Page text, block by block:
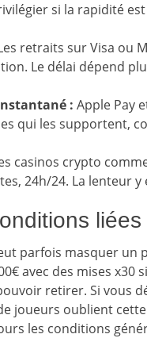
si la rapidité
retraits sur Visa ou
Le délai dépend
: Apple Pay
qui les supportent,
casinos crypto
24h/24. La lenteur
parfois masquer un
avec des mises
retirer. Si vous
joueurs oublient
les conditions